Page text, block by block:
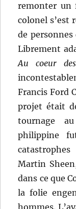
remonter un
colonel s’est
de
Librement
Au coeur
Francis Ford
projet était
tournage
philippine
Martin
dans ce que
la folie
hommes.